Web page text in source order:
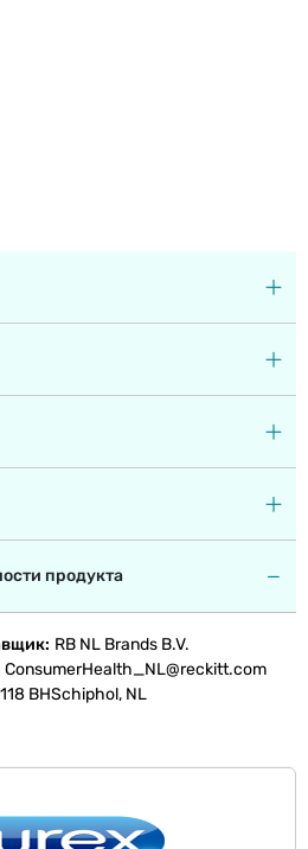
продукта
RB NL Brands B.V.
ConsumerHealth_NL@reckitt.com
BHSchiphol, NL